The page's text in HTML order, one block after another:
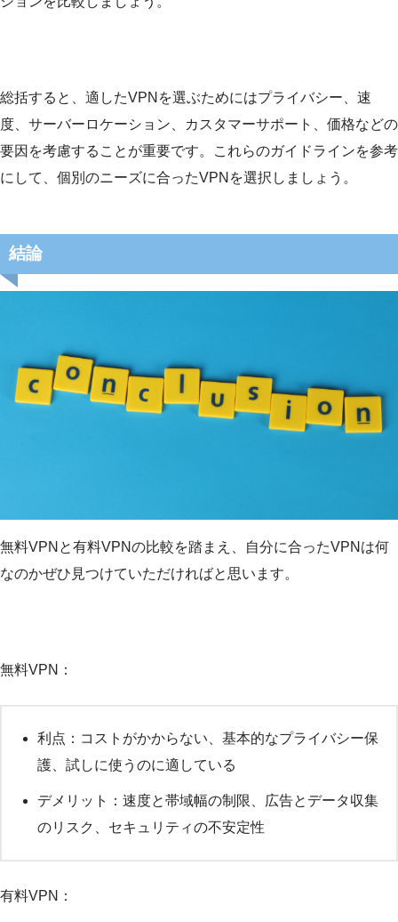
総括すると、適したVPNを選ぶためにはプライバシー、速
度、サーバーロケーション、カスタマーサポート、価格などの
要因を考慮することが重要です。これらのガイドラインを参考
にして、個別のニーズに合ったVPNを選択しましょう。
結論
無料VPNと有料VPNの比較を踏まえ、自分に合ったVPNは何
なのかぜひ見つけていただければと思います。
無料VPN：
利点：コストがかからない、基本的なプライバシー保
護、試しに使うのに適している
デメリット：速度と帯域幅の制限、広告とデータ収集
のリスク、セキュリティの不安定性
有料VPN：